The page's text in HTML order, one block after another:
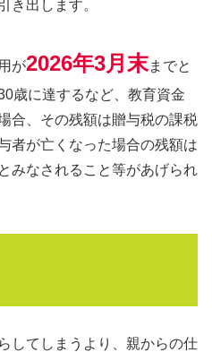
き出します。
が2026年3月末までと
歳に達するなど、教育資金
合、その残額は贈与税の課税
者が亡くなった場合の残額は
みなされること等があげられ
してしまうより、親からの仕